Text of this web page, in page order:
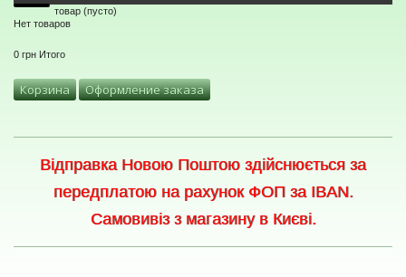
товар (пусто)
Нет товаров
0 грн Итого
Корзина Оформление заказа
Відправка Новою Поштою здійснюється за
передплатою на рахунок ФОП за IBAN.
Самовивіз з магазину в Києві.